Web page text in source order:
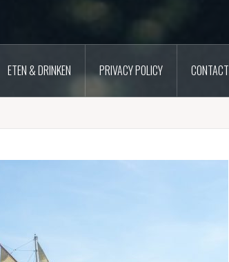
ETEN & DRINKEN PRIVACY POLICY CONTACT